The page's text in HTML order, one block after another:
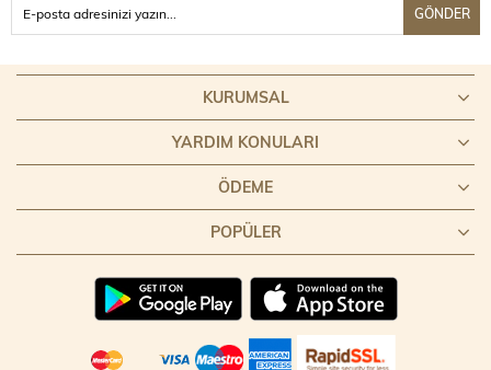
GÖNDER
KURUMSAL
YARDIM KONULARI
ÖDEME
POPÜLER